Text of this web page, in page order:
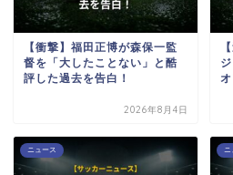
【衝撃】福田正博が森保一監
督を「大したことない」と酷
評した過去を告白！
2026年8月4日
ニュース ニ